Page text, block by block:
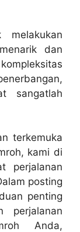
melakukan
dan
sangatlah
terkemuka
kami di
perjalanan
posting
penting
perjalanan
Anda,